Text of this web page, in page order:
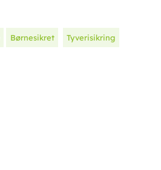
Børnesikret Tyverisikring